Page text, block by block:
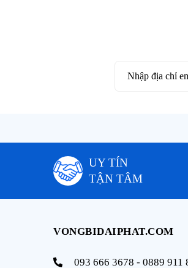
UY TÍN
TẬN TÂM
VONGBIDAIPHAT.COM
093 666 3678 - 0889 911